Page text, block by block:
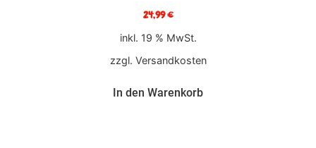
24,99€
inkl. 19 % MwSt.
zzgl. Versandkosten
In den Warenkorb